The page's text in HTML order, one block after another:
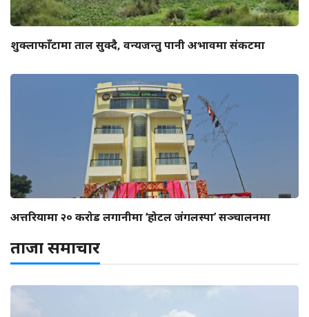
शुक्लाफाँटामा ताल सुक्दै, वन्यजन्तु पानी अभावमा संकटमा
अत्तरियामा २० करोड लगानीमा ‘होटल जंगलस्पा’ सञ्चालनमा
ताजा समाचार